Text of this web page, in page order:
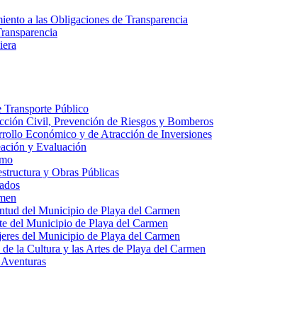
a las Obligaciones de Transparencia
Transporte Público
Civil, Prevención de Riesgos y Bomberos
Económico y de Atracción de Inversiones
y Evaluación
y Obras Públicas
del Municipio de Playa del Carmen
del Municipio de Playa del Carmen
del Municipio de Playa del Carmen
la Cultura y las Artes de Playa del Carmen